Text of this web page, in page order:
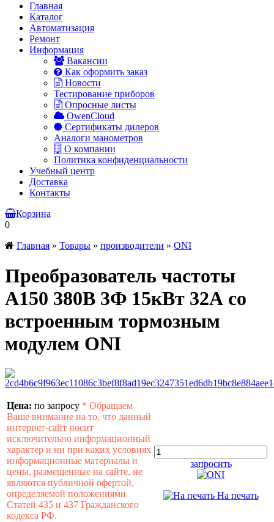
Главная
Каталог
Автоматизация
Ремонт
Информация
Вакансии
Как оформить заказ
Новости
Тестирование приборов
Опросные листы
OwenCloud
Сертификаты дилеров
Аналоги манометров
О компании
Политика конфиденциальности
Учебный центр
Доставка
Контакты
Корзина
0
Главная » Товары » производители » ONI
Преобразователь частоты
A150 380В 3Ф 15кВт 32А со
встроенным тормозным
модулем ONI
Цена: по запросу * Обращаем
Ваше внимание на то, что данный
интернет-сайт носит
исключительно информационный
характер и ни при каких условиях
информационные материалы и
цены, размещенные на сайте, не
являются публичной офертой,
определяемой положениями
Статей 435 и 437 Гражданского
кодекса РФ.
запросить
На печать